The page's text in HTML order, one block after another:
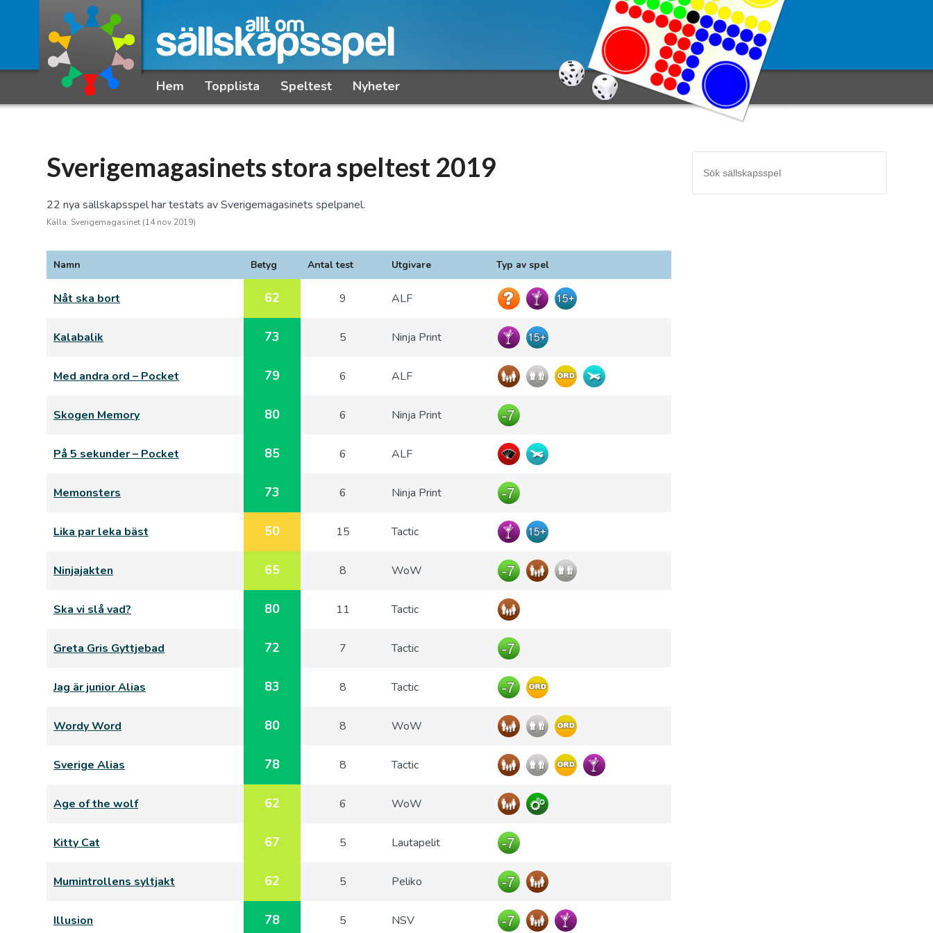
Hem Topplista Speltest Nyheter
Sverigemagasinets stora speltest 2019
22 nya sällskapsspel har testats av Sverigemagasinets spelpanel.
Källa: Sverigemagasinet (14 nov 2019)
Namn Betyg Antal test Utgivare Typ av spel
Nåt ska bort 62 9 ALF
Kalabalik 73 5 Ninja Print
Med andra ord – Pocket 79 6 ALF
Skogen Memory 80 6 Ninja Print
På 5 sekunder – Pocket 85 6 ALF
Memonsters 73 6 Ninja Print
Lika par leka bäst 50 15 Tactic
Ninjajakten 65 8 WoW
Ska vi slå vad? 80 11 Tactic
Greta Gris Gyttjebad 72 7 Tactic
Jag är junior Alias 83 8 Tactic
Wordy Word 80 8 WoW
Sverige Alias 78 8 Tactic
Age of the wolf 62 6 WoW
Kitty Cat 67 5 Lautapelit
Mumintrollens syltjakt 62 5 Peliko
Illusion 78 5 NSV